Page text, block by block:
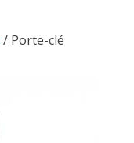
/ Porte-clé